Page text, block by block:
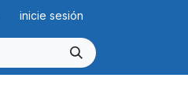
inicie sesión